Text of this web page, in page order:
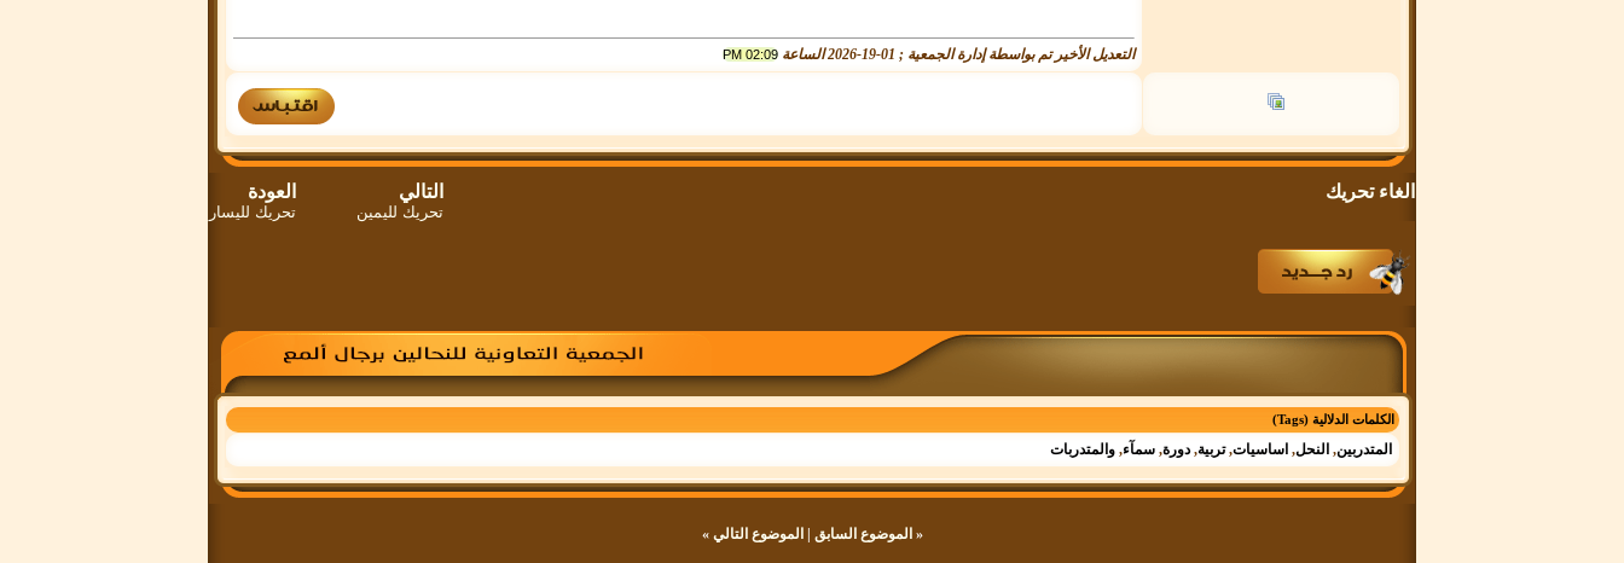
التعديل الأخير تم بواسطة إدارة الجمعية ; 01-19-2026 الساعة 02:09 PM
العودة
تحريك لليسار
التالي
تحريك لليمين
الغاء تحريك
الكلمات الدلالية (Tags)
المتدربين, النحل, اساسيات,تربية,دورة, سمآء, والمتدربات
« الموضوع السابق الموضوع التالي »